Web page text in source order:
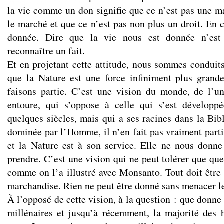
la vie comme un don signifie que ce n’est pas une
le marché et que ce n’est pas non plus un droit. En
donnée. Dire que la vie nous est donnée
reconnaître un fait.
Et en projetant cette attitude, nous sommes
que la Nature est une force infiniment plus
faisons partie. C’est une vision du monde, de
entoure, qui s’oppose à celle qui s’est
quelques siècles, mais qui a ses racines dans la
dominée par l’Homme, il n’en fait pas vraiment
et la Nature est à son service. Elle ne nous
prendre. C’est une vision qui ne peut tolérer que
comme on l’a illustré avec Monsanto. Tout doit
marchandise. Rien ne peut être donné sans menacer
À l’opposé de cette vision, à la question : que
millénaires et jusqu’à récemment, la majorité des